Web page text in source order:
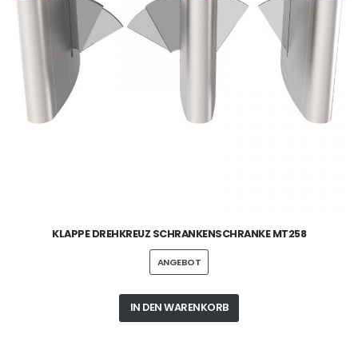
KLAPPE DREHKREUZ SCHRANKENSCHRANKE MT258
ANGEBOT
IN DEN WARENKORB